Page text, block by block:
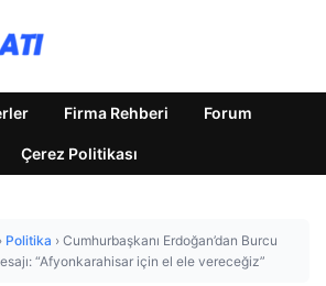
Firma Rehberi Forum
Çerez Politikası
› Politika › Cumhurbaşkanı Erdoğan’dan Burcu
“Afyonkarahisar için el ele vereceğiz”